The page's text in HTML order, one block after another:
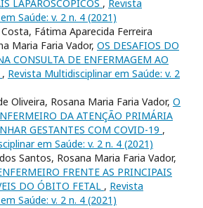
LAPAROSCÓPICOS , Revista
Saúde: v. 2 n. 4 (2021)
Fátima Aparecida Ferreira
Maria Faria Vador, OS DESAFIOS DO
CONSULTA DE ENFERMAGEM AO
, Revista Multidisciplinar em Saúde: v. 2
Oliveira, Rosana Maria Faria Vador, O
DA ATENÇÃO PRIMÁRIA
GESTANTES COM COVID-19 ,
em Saúde: v. 2 n. 4 (2021)
Santos, Rosana Maria Faria Vador,
FRENTE AS PRINCIPAIS
DO ÓBITO FETAL , Revista
Saúde: v. 2 n. 4 (2021)